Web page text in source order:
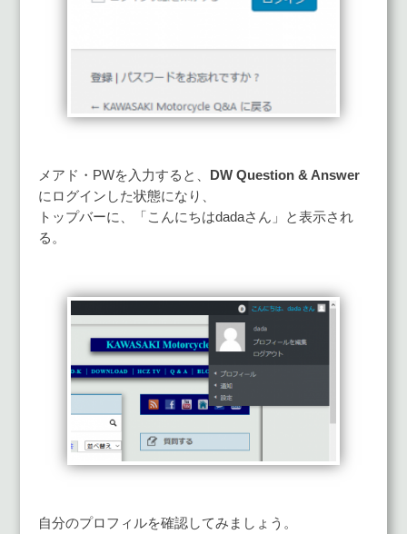
メアド・PWを入力すると、
DW Question & Answer
にログインした状態になり、
トップバーに、「こんにちはdadaさん」と表示され
る。
自分のプロフィルを確認してみましょう。